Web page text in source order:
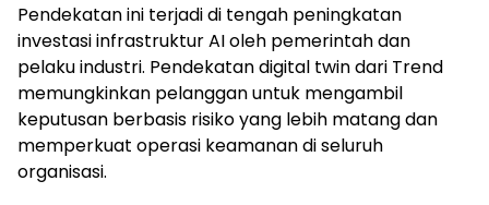
Pendekatan ini terjadi di tengah peningkatan
investasi infrastruktur AI oleh pemerintah dan
pelaku industri. Pendekatan digital twin dari Trend
memungkinkan pelanggan untuk mengambil
keputusan berbasis risiko yang lebih matang dan
memperkuat operasi keamanan di seluruh
organisasi.